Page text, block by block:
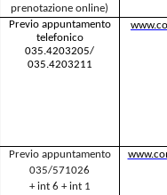
prenotazione online)
Previo appuntamento
telefonico
035.4203205/
035.4203211
Previo appuntamento
035/571026
+ int 6 + int 1